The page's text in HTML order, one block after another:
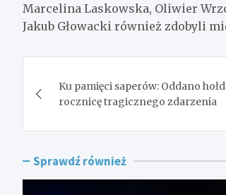
Marcelina Laskowska, Oliwier
Jakub Głowacki również zdobyli
wpisu
Ku pamięci saperów: Oddano
rocznicę tragicznego zdarzenia
Sprawdź również